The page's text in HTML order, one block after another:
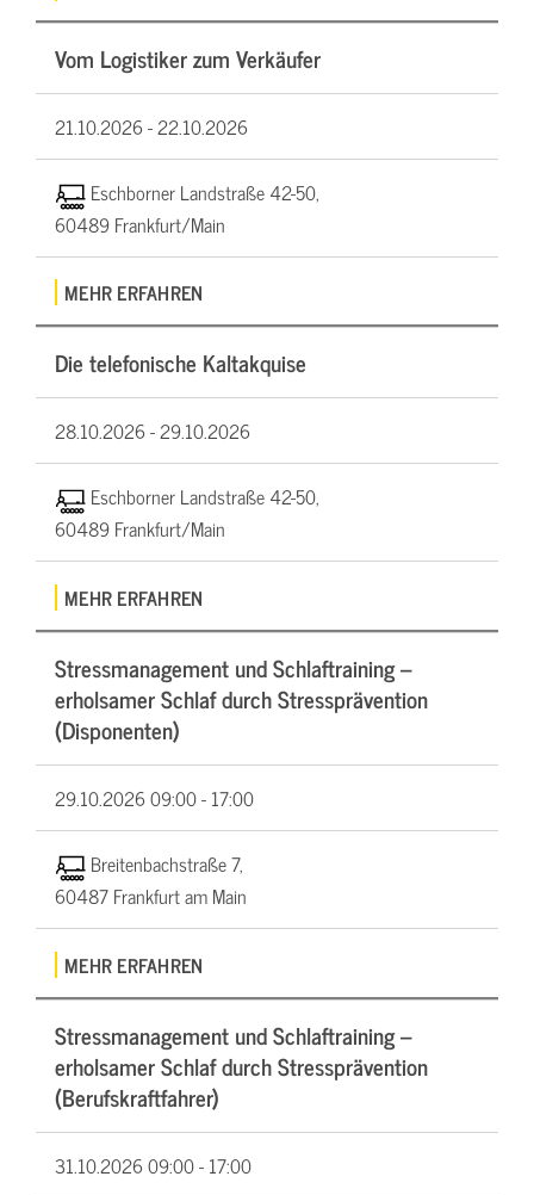
Vom Logistiker zum Verkäufer
21.10.2026 -22.10.2026
Eschborner Landstraße 42-50,
60489 Frankfurt/Main
MEHR ERFAHREN
Die telefonische Kaltakquise
28.10.2026 -29.10.2026
Eschborner Landstraße 42-50,
60489 Frankfurt/Main
MEHR ERFAHREN
Stressmanagement und Schlaftraining –
erholsamer Schlaf durch Stressprävention
(Disponenten)
29.10.202609:00 - 17:00
Breitenbachstraße 7,
60487 Frankfurt am Main
MEHR ERFAHREN
Stressmanagement und Schlaftraining –
erholsamer Schlaf durch Stressprävention
(Berufskraftfahrer)
31.10.202609:00 - 17:00